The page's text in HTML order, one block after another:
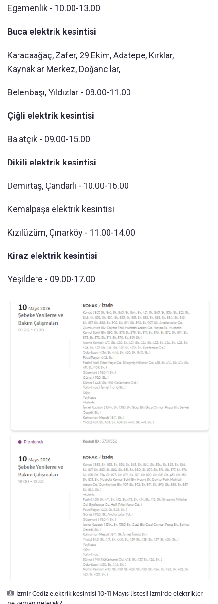
Egemenlik - 10.00-13.00
Buca elektrik kesintisi
Karacaağaç, Zafer, 29 Ekim, Adatepe, Kırklar,
Kaynaklar Merkez, Doğancılar,
Belenbaşı, Yıldızlar - 08.00-11.00
Çiğli elektrik kesintisi
Balatçık - 09.00-15.00
Dikili elektrik kesintisi
Demirtaş, Çandarlı - 10.00-16.00
Kemalpaşa elektrik kesintisi
Kızılüzüm, Çınarköy - 11.00-14.00
Kiraz elektrik kesintisi
Yeşildere - 09.00-17.00
İzmir Gediz elektrik kesintisi 10-11 Mayıs listesi! İzmirde elektrikler